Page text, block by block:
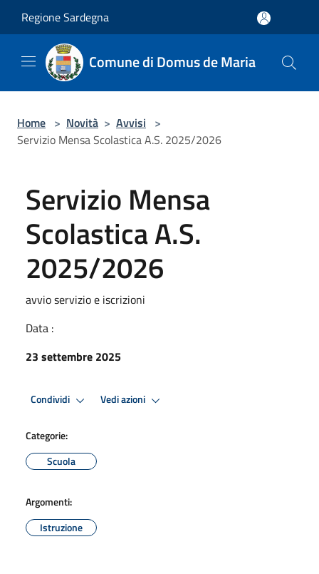
Regione Sardegna
Comune di Domus de Maria
Home > Novità > Avvisi >
Servizio Mensa Scolastica A.S. 2025/2026
Servizio Mensa
Scolastica A.S.
2025/2026
avvio servizio e iscrizioni
Data :
23 settembre 2025
Condividi Vedi azioni
Categorie:
Scuola
Argomenti:
Istruzione